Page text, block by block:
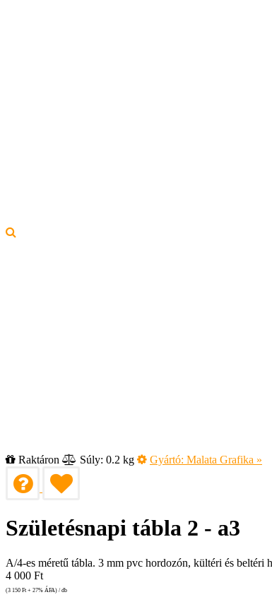
Raktáron Súly: 0.2 kg Gyártó: Malata Grafika »
Születésnapi tábla 2 - a3
A/4-es méretű tábla. 3 mm pvc hordozón, kültéri és beltéri
4 000 Ft
(3 150 Ft + 27% ÁFA) / db